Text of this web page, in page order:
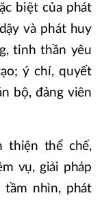
biệt của phát
và phát huy
tinh thần yêu
ý chí, quyết
bộ, đảng viên
thiện thể chế,
vụ, giải pháp
nhìn, phát